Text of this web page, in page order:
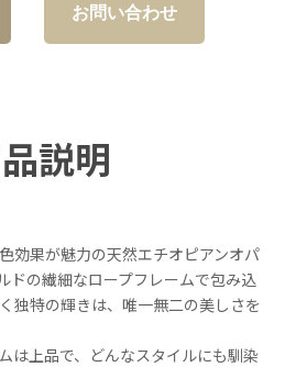
お問い合わせ
説明
効果が魅力の天然エチオピアンオパ
ドの繊細なロープフレームで包み込
独特の輝きは、唯一無二の美しさを
は上品で、どんなスタイルにも馴染